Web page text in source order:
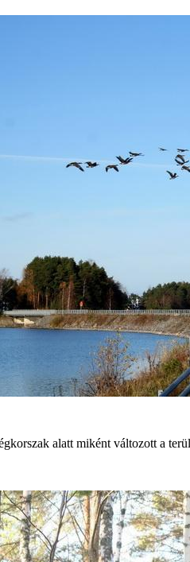
alatt miként változott a